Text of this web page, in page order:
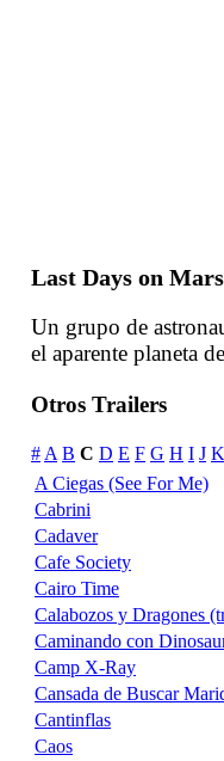
Last Days on Mars
Un grupo de
el aparente planeta
Otros Trailers
# A B C D E F G H I J K
A Ciegas (See For Me)
Cabrini
Cadaver
Cafe Society
Cairo Time
Calabozos y Dragones
Caminando con
Camp X-Ray
Cansada de Buscar
Cantinflas
Caos